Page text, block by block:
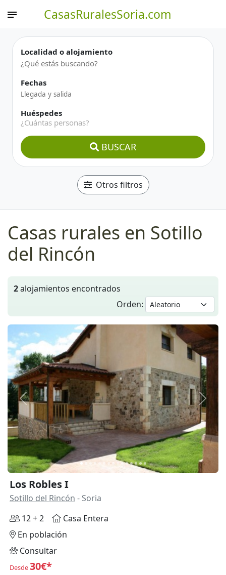
CasasRuralesSoria.com
Localidad o alojamiento
Fechas
Huéspedes
¿Cuántas personas?
BUSCAR
Otros filtros
Casas rurales en Sotillo
del Rincón
2alojamientos encontrados
Orden:
Anterior
Los Robles I
Sotillo del Rincón - Soria
12 + 2
Casa Entera
En población
Consultar
Desde30€*